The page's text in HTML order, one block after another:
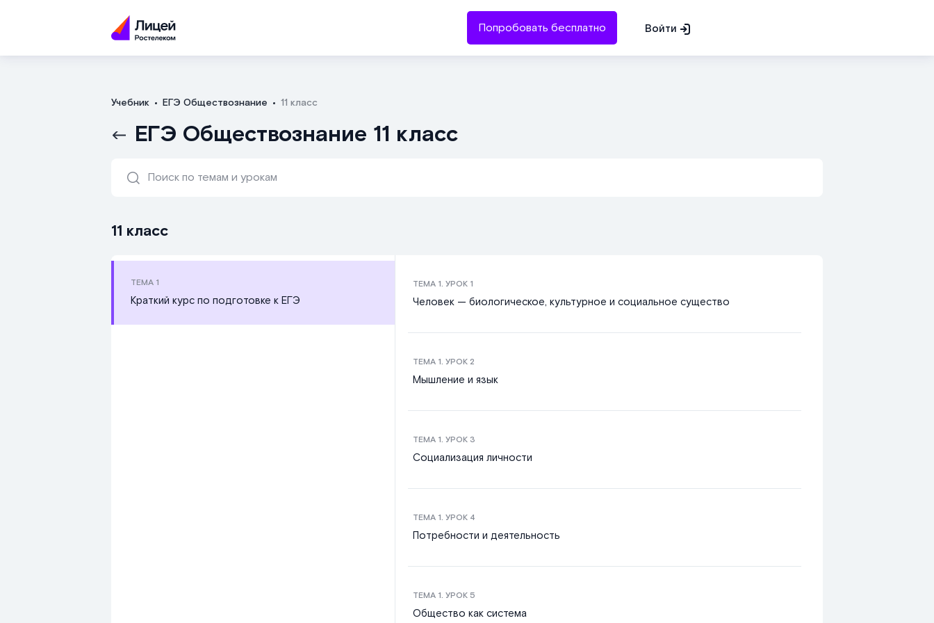
Попробовать бесплатно Войти
Учебник ЕГЭ Обществознание 11 класс
ЕГЭ Обществознание 11 класс
11 класс
ТЕМА 1
Краткий курс по подготовке к ЕГЭ
ТЕМА 1. УРОК 1
Человек — биологическое, культурное и социальное существо
ТЕМА 1. УРОК 2
Мышление и язык
ТЕМА 1. УРОК 3
Социализация личности
ТЕМА 1. УРОК 4
Потребности и деятельность
ТЕМА 1. УРОК 5
Общество как система